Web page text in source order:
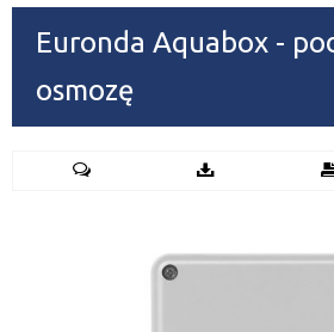
SKLEP
KONTAKT
Euronda Aquabox -
osmozę